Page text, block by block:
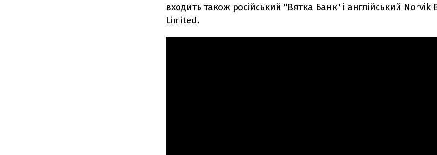
входить також російський "Вятка Банк" і англійський Norvik
Limited.